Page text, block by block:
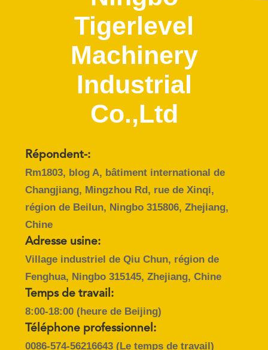
CONTRÔLE
CONTACTEZ-
DEMANDEZ
UNE
CITATION
PLAN
SITE
PRIVACY
Tigerlevel
Machinery
Industrial
Co.,Ltd
Répondent-:
Rm1803, blog A, bâtiment international de
Changjiang, Mingzhou Rd, rue de Xinqi,
région de Beilun, Ningbo 315806, Zhejiang,
Chine
Adresse usine:
Village industriel de Qiu Chun, région de
Fenghua, Ningbo 315145, Zhejiang, Chine
Temps de travail:
8:00-18:00 (heure de Beijing)
Téléphone professionnel:
0086-574-56216643(Le temps de travail)